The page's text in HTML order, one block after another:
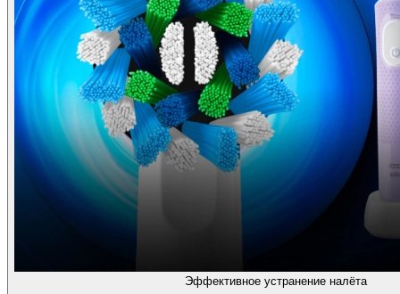
Эффективное устранение налёта